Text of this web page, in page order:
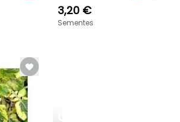
3,20 €
Sementes